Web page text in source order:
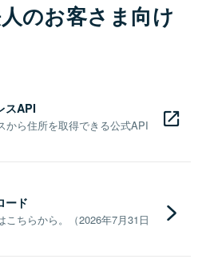
のお客さま向け
スAPI
から住所を取得できる公式API
ード
ちらから。（2026年7月31日